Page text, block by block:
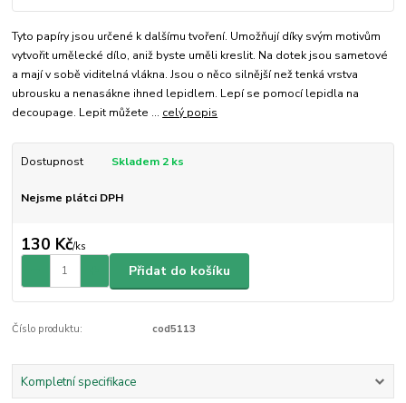
Tyto papíry jsou určené k dalšímu tvoření. Umožňují díky svým motivům
vytvořit umělecké dílo, aniž byste uměli kreslit. Na dotek jsou sametové
a mají v sobě viditelná vlákna. Jsou o něco silnější než tenká vrstva
ubrousku a nenasákne ihned lepidlem. Lepí se pomocí lepidla na
decoupage. Lepit můžete ... celý popis
Dostupnost Skladem 2 ks
Nejsme plátci DPH
130 Kč/ks
Přidat do košíku
Číslo produktu: cod5113
Kompletní specifikace